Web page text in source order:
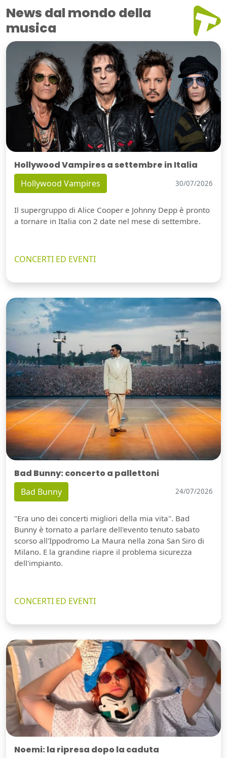
News dal mondo della
musica
Hollywood Vampires a settembre in Italia
Hollywood Vampires 30/07/2026
Il supergruppo di Alice Cooper e Johnny Depp è pronto
a tornare in Italia con 2 date nel mese di settembre.
CONCERTI ED EVENTI
Bad Bunny: concerto a pallettoni
Bad Bunny 24/07/2026
"Era uno dei concerti migliori della mia vita". Bad
Bunny è tornato a parlare dell'evento tenuto sabato
scorso all'Ippodromo La Maura nella zona San Siro di
Milano. E la grandine riapre il problema sicurezza
dell'impianto.
CONCERTI ED EVENTI
Noemi: la ripresa dopo la caduta